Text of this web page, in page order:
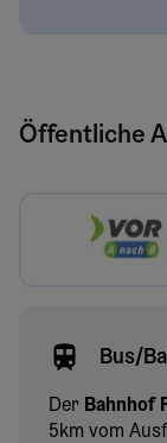
Öffentliche
Bus/
Der Bahnhof
5km vom